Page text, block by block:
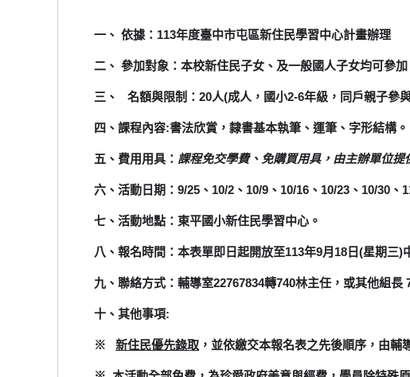
一、 依據：113年度臺中市屯區新住民學習中心計畫辦理
二、 參加對象：本校新住民子女、及一般國人子女均可參
三、 名額與限制：20人(成人，國小2-6年級，同戶親子參
四、課程內容:書法欣賞，隸書基本執筆、運筆、字形結構。
五、費用用具： 課程免交學費、免購買用具，由主辦單位提
六、活動日期：9/25、10/2、10/9、10/16、10/23、10/30
七、活動地點：東平國小新住民學習中心。
八、報名時間：本表單即日起開放至113年9月18日(星期三)
九、聯絡方式：輔導室22767834轉740林主任，或其他組長
十、其他事項:
※ 新住民優先錄取 ，並依繳交本報名表之先後順序，由輔